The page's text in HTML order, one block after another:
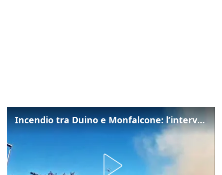
Incendio tra Duino e Monfalcone: l’intervento dei vigili del fuoco